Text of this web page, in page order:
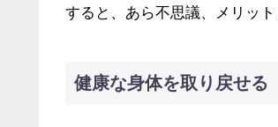
すると、あら不思議、メリッ
健康な身体を取り戻せる